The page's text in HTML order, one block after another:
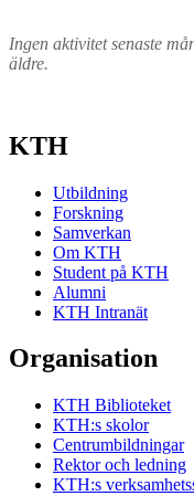
Ingen aktivitet senaste
äldre.
KTH
Utbildning
Forskning
Samverkan
Om KTH
Student på KTH
Alumni
KTH Intranät
Organisation
KTH Biblioteket
KTH:s skolor
Centrumbildningar
Rektor och ledning
KTH:s